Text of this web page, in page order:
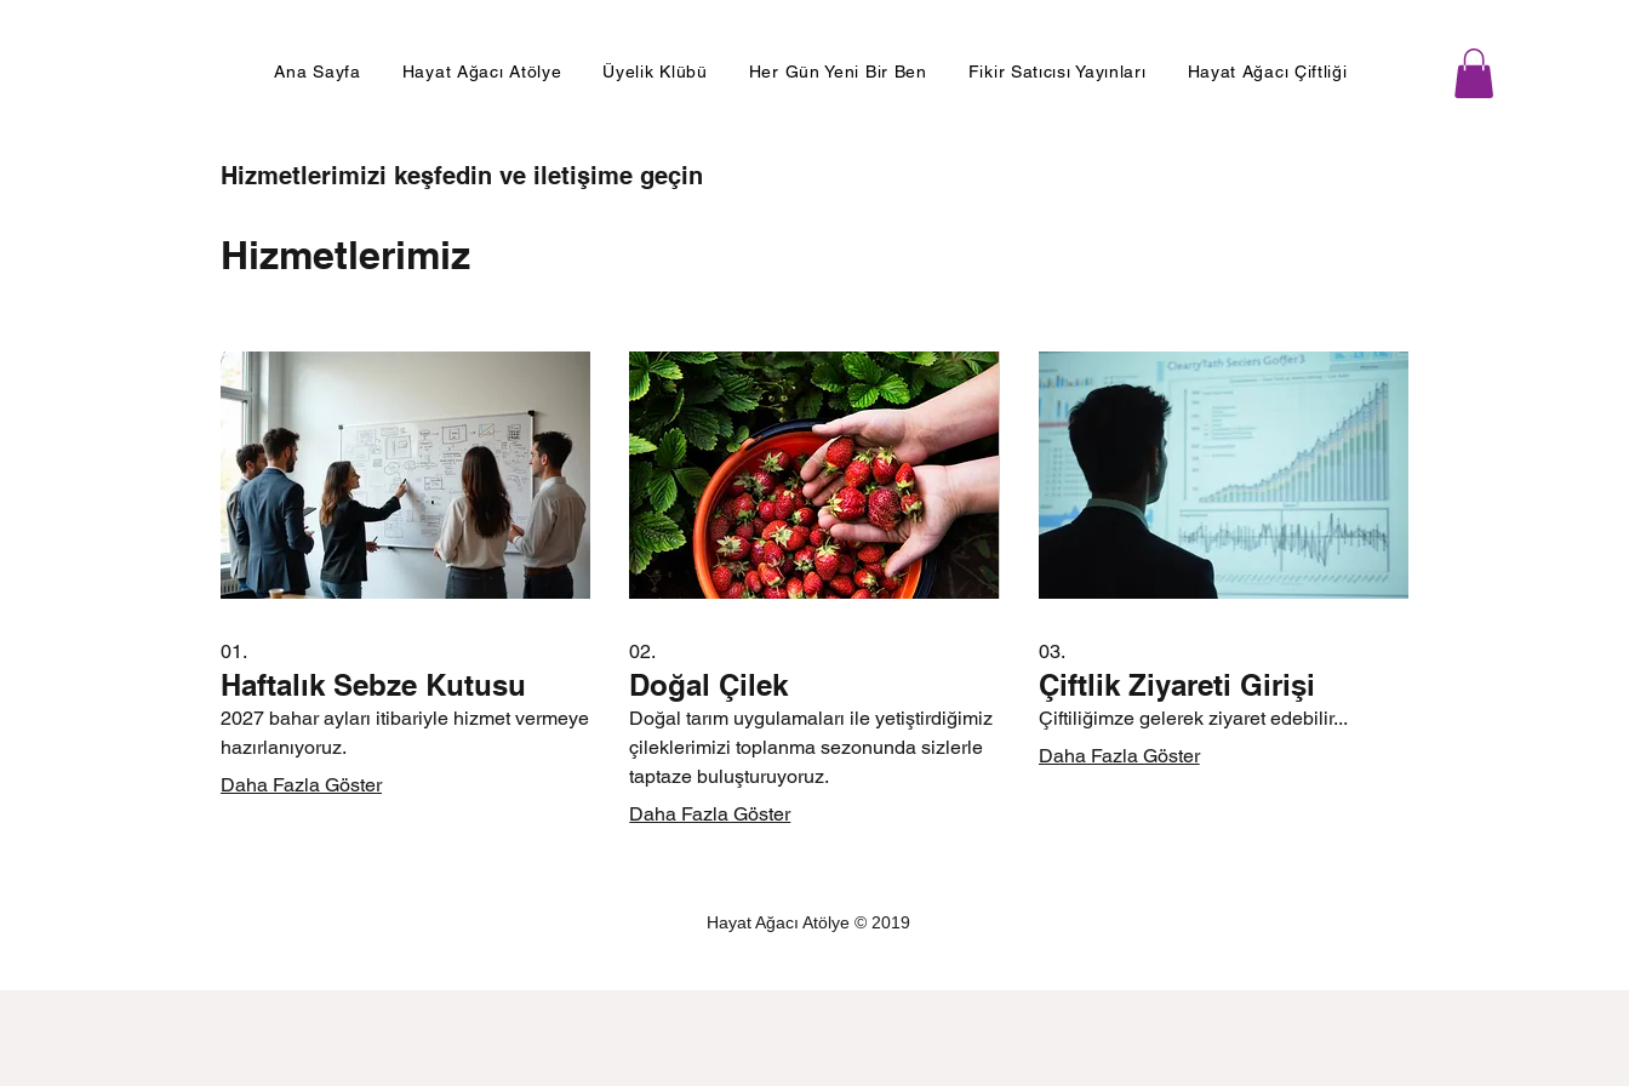
Ana Sayfa Hayat Ağacı Atölye Üyelik Klübü Her Gün Yeni Bir Ben Fikir Satıcısı Yayınları Hayat Ağacı Çiftliği
Hizmetlerimizi keşfedin ve iletişime geçin
Hizmetlerimiz
01.
Haftalık Sebze Kutusu
2027 bahar ayları itibariyle hizmet vermeye
hazırlanıyoruz.
Daha Fazla Göster
02.
Doğal Çilek
Doğal tarım uygulamaları ile yetiştirdiğimiz
çileklerimizi toplanma sezonunda sizlerle
taptaze buluşturuyoruz.
Daha Fazla Göster
03.
Çiftlik Ziyareti Girişi
Çiftiliğimze gelerek ziyaret edebilir...
Daha Fazla Göster
Hayat Ağacı Atölye © 2019